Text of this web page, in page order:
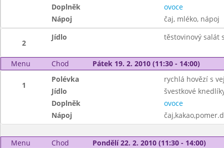
Doplněk
ovoce
Nápoj
čaj, mléko, nápoj
2
Jídlo těstovinový salát
Menu Chod Pátek 19. 2. 2010 (11:30 - 14:00)
1
Polévka
rychlá hovězí s
Jídlo
švestkové
Doplněk
ovoce
Nápoj
Menu Chod Pondělí 22. 2. 2010 (11:30 - 14:00)